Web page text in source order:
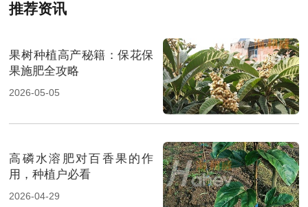
推荐资讯
果树种植高产秘籍：保花保
果施肥全攻略
2026-05-05
高磷水溶肥对百香果的作
用，种植户必看
2026-04-29